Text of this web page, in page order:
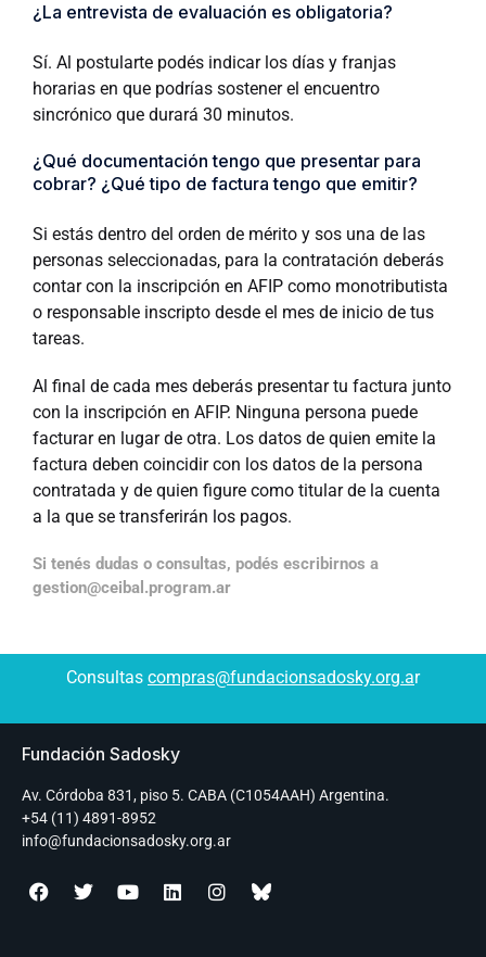
¿La entrevista de evaluación es obligatoria?
Sí. Al postularte podés indicar los días y franjas
horarias en que podrías sostener el encuentro
sincrónico que durará 30 minutos.
¿Qué documentación tengo que presentar para
cobrar? ¿Qué tipo de factura tengo que emitir?
Si estás dentro del orden de mérito y sos una de las
personas seleccionadas, para la contratación deberás
contar con la inscripción en AFIP como monotributista
o responsable inscripto desde el mes de inicio de tus
tareas.
Al final de cada mes deberás presentar tu factura junto
con la inscripción en AFIP. Ninguna persona puede
facturar en lugar de otra. Los datos de quien emite la
factura deben coincidir con los datos de la persona
contratada y de quien figure como titular de la cuenta
a la que se transferirán los pagos.
Si tenés dudas o consultas, podés escribirnos a
gestion@ceibal.program.ar
Consultas compras@fundacionsadosky.org.ar
Fundación Sadosky
Av. Córdoba 831, piso 5. CABA (C1054AAH) Argentina.
+54 (11) 4891-8952
info@fundacionsadosky.org.ar